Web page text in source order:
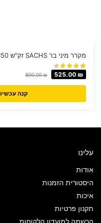
מקרר מיני בר SACHS זק"ש BC50
800.00₪ 525.00 ₪
קנה עכשיו
עלינו
אודות
היסטורית הזמנות
איכות
תקנון פרטיות